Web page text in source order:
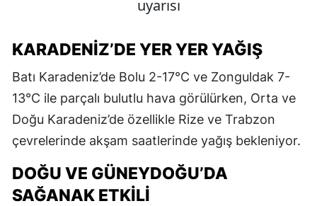
KARADENIZ’DE YER YER YAĞIŞ
Batı Karadeniz’de Bolu 2-17°C ve Zonguldak 7-
13°C ile parçalı bulutlu hava görülürken, Orta ve
Doğu Karadeniz’de özellikle Rize ve Trabzon
çevrelerinde akşam saatlerinde yağış bekleniyor.
DOĞU VE GÜNEYDOĞU’DA
SAĞANAK ETKILI